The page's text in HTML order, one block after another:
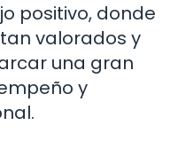
positivo, donde
valorados y
una gran
y